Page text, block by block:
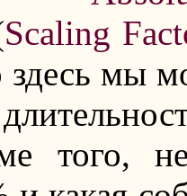
Scaling
здесь мы
того,